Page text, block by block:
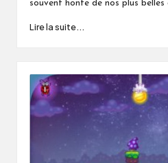
souvent honte de nos plus belles
Lire la suite...